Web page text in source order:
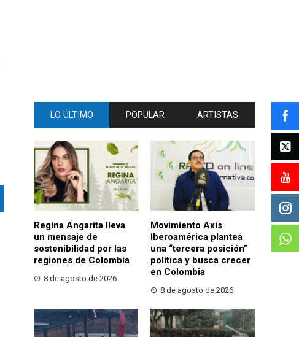
LO ÚLTIMO POPULAR ARTISTAS
Regina Angarita lleva
un mensaje de
sostenibilidad por las
regiones de Colombia
8 de agosto de 2026
Movimiento Axis
Iberoamérica plantea
una “tercera posición”
política y busca crecer
en Colombia
8 de agosto de 2026